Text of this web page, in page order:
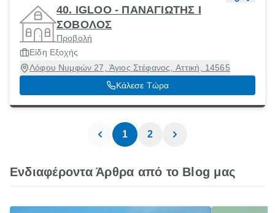
40. IGLOO - ΠΑΝΑΓΙΩΤΗΣ Ι
ΣΟΒΟΛΟΣ
Προβολή
Είδη Εξοχής
Λόφου Νυμφών 27, Άγιος Στέφανος, Αττική, 14565
Κάλεσε Τώρα
1 2
Ενδιαφέροντα Άρθρα από το Blog μας